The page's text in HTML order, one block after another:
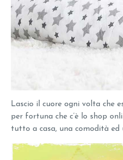
Lascio il cuore ogni volta che
per fortuna che c’è lo shop
tutto a casa, una comodità ed